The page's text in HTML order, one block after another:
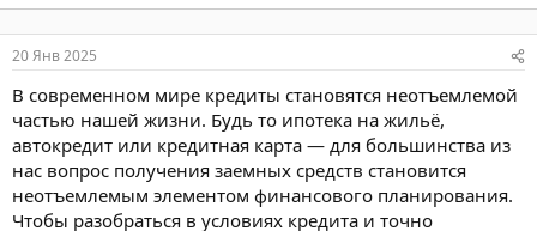
20 Янв 2025
В современном мире кредиты становятся неотъемлемой
частью нашей жизни. Будь то ипотека на жильё,
автокредит или кредитная карта — для большинства из
нас вопрос получения заемных средств становится
неотъемлемым элементом финансового планирования.
Чтобы разобраться в условиях кредита и точно